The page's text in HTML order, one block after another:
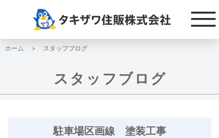
ホーム ＞ スタッフブログ
スタッフブログ
駐車場区画線 塗装工事
駐車場区画線 塗装工事